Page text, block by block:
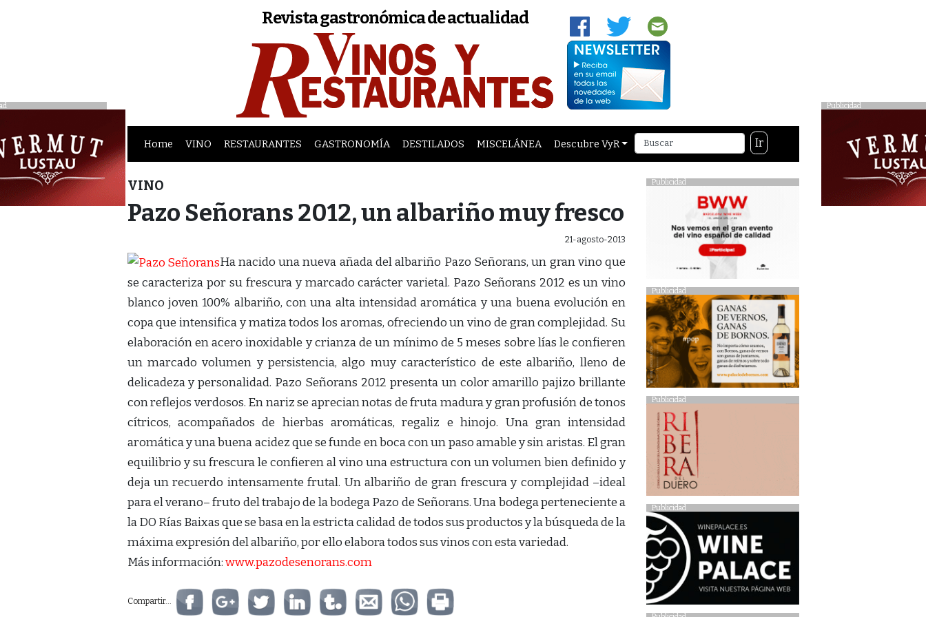
Publicidad
Revista gastronómica de actualidad
Home VINO RESTAURANTES GASTRONOMÍA DESTILADOS MISCELÁNEA Descubre VyR Ir
VINO
Pazo Señorans 2012, un albariño muy fresco
21-agosto-2013
Ha nacido una nueva añada del albariño Pazo Señorans, un gran vino que
se caracteriza por su frescura y marcado carácter varietal. Pazo Señorans 2012 es un vino
blanco joven 100% albariño, con una alta intensidad aromática y una buena evolución en
copa que intensifica y matiza todos los aromas, ofreciendo un vino de gran complejidad. Su
elaboración en acero inoxidable y crianza de un mínimo de 5 meses sobre lías le confieren
un marcado volumen y persistencia, algo muy característico de este albariño, lleno de
delicadeza y personalidad. Pazo Señorans 2012 presenta un color amarillo pajizo brillante
con reflejos verdosos. En nariz se aprecian notas de fruta madura y gran profusión de tonos
cítricos, acompañados de hierbas aromáticas, regaliz e hinojo. Una gran intensidad
aromática y una buena acidez que se funde en boca con un paso amable y sin aristas. El gran
equilibrio y su frescura le confieren al vino una estructura con un volumen bien definido y
deja un recuerdo intensamente frutal. Un albariño de gran frescura y complejidad –ideal
para el verano– fruto del trabajo de la bodega Pazo de Señorans. Una bodega perteneciente a
la DO Rías Baixas que se basa en la estricta calidad de todos sus productos y la búsqueda de la
máxima expresión del albariño, por ello elabora todos sus vinos con esta variedad.
Más información:www.pazodesenorans.com
Compartir...
Publicidad
Publicidad
Publicidad
Publicidad